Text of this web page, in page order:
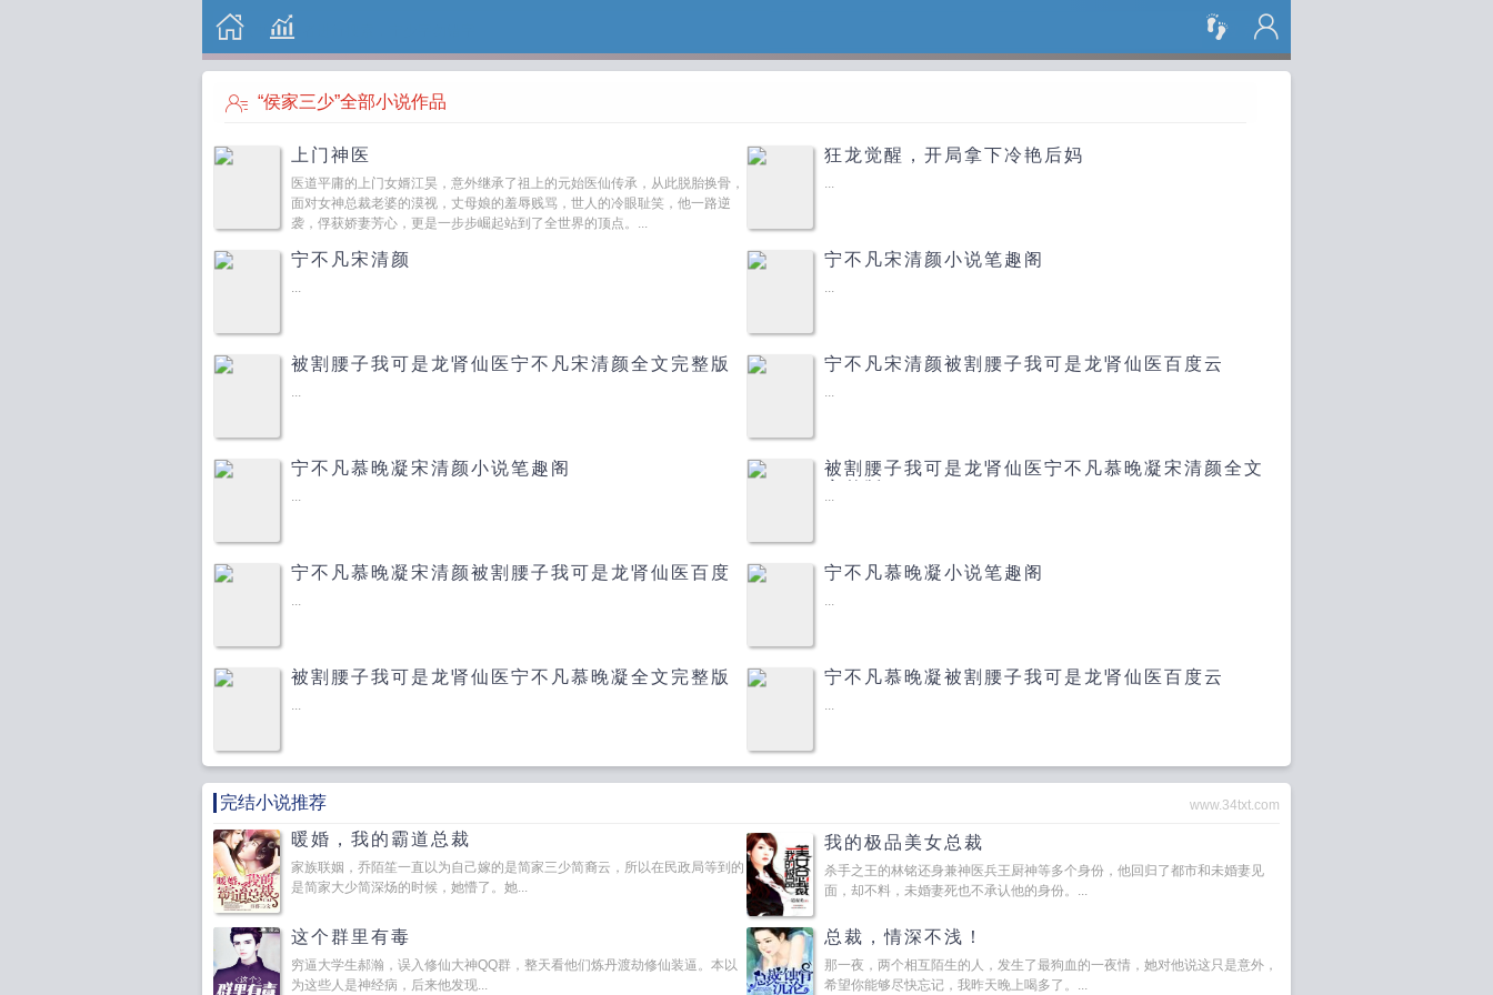
搜 索
“侯家三少”全部小说作品
上门神医
医道平庸的上门女婿江昊，意外继承了祖上的元始医仙传承，从此脱胎换骨，
面对女神总裁老婆的漠视，丈母娘的羞辱贱骂，世人的冷眼耻笑，他一路逆
袭，俘获娇妻芳心，更是一步步崛起站到了全世界的顶点。...
狂龙觉醒，开局拿下冷艳后妈
...
宁不凡宋清颜
...
宁不凡宋清颜小说笔趣阁
...
被割腰子我可是龙肾仙医宁不凡宋清颜全文完整版
...
宁不凡宋清颜被割腰子我可是龙肾仙医百度云
...
宁不凡慕晚凝宋清颜小说笔趣阁
...
被割腰子我可是龙肾仙医宁不凡慕晚凝宋清颜全文
...
宁不凡慕晚凝宋清颜被割腰子我可是龙肾仙医百度
...
宁不凡慕晚凝小说笔趣阁
...
被割腰子我可是龙肾仙医宁不凡慕晚凝全文完整版
...
宁不凡慕晚凝被割腰子我可是龙肾仙医百度云
...
完结小说推荐 www.34txt.com
暖婚，我的霸道总裁
家族联姻，乔陌笙一直以为自己嫁的是简家三少简裔云，所以在民政局等到的
是简家大少简深炀的时候，她懵了。她...
我的极品美女总裁
杀手之王的林铭还身兼神医兵王厨神等多个身份，他回归了都市和未婚妻见
面，却不料，未婚妻死也不承认他的身份。...
这个群里有毒
穷逼大学生郝瀚，误入修仙大神QQ群，整天看他们炼丹渡劫修仙装逼。本以
为这些人是神经病，后来他发现...
总裁，情深不浅！
那一夜，两个相互陌生的人，发生了最狗血的一夜情，她对他说这只是意外，
希望你能够尽快忘记，我昨天晚上喝多了。...